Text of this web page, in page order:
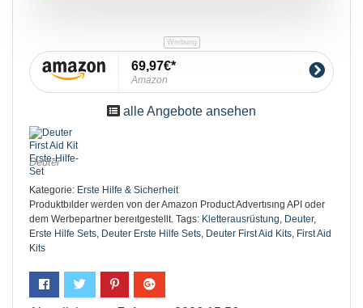
69,97€
Amazon
alle Angebote ansehen
Deuter
Kategorie: Erste Hilfe & Sicherheit
Produktbılder werden von der Amazon Product Advertısıng API oder
dem Werbepartner bereıtgestellt. Tags: Kletterausrüstung, Deuter,
Erste Hilfe Sets, Deuter Erste Hilfe Sets, Deuter First Aid Kits, First Aid
Kits